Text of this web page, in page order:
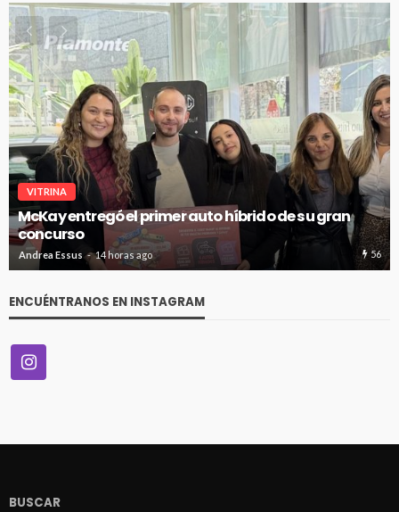
VITRINA
McKay entregó el primer auto híbrido de su gran
concurso
Andrea Essus 14 horas ago 56
ENCUÉNTRANOS EN INSTAGRAM
BUSCAR